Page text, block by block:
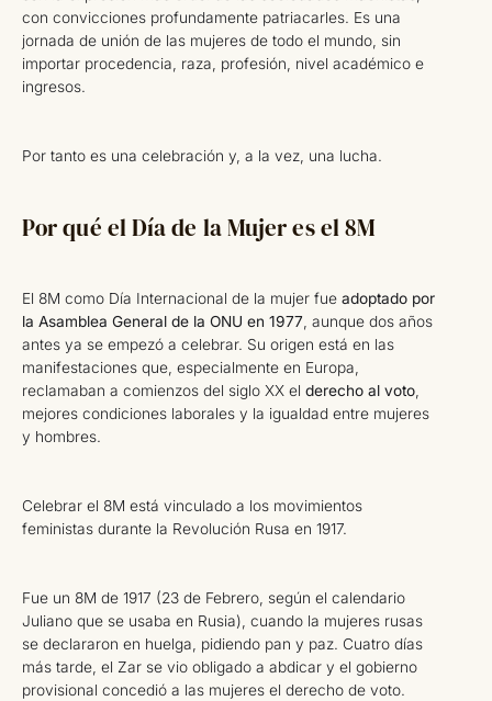
con convicciones profundamente patriacarles. Es una
jornada de unión de las mujeres de todo el mundo, sin
importar procedencia, raza, profesión, nivel académico e
ingresos.
Por tanto es una celebración y, a la vez, una lucha.
Por qué el Día de la Mujer es el 8M
El 8M como Día Internacional de la mujer fue adoptado por
la Asamblea General de la ONU en 1977 , aunque dos años
antes ya se empezó a celebrar. Su origen está en las
manifestaciones que, especialmente en Europa,
reclamaban a comienzos del siglo XX el derecho al voto
mejores condiciones laborales y la igualdad entre mujeres
y hombres.
Celebrar el 8M está vinculado a los movimientos
feministas durante la Revolución Rusa en 1917.
Fue un 8M de 1917 (23 de Febrero, según el calendario
Juliano que se usaba en Rusia), cuando la mujeres rusas
se declararon en huelga, pidiendo pan y paz. Cuatro días
más tarde, el Zar se vio obligado a abdicar y el gobierno
provisional concedió a las mujeres el derecho de voto.